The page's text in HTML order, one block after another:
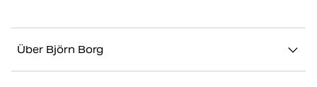
Über Björn Borg